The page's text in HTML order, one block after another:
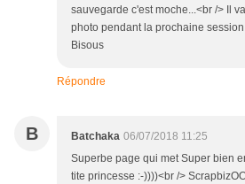
sauvegarde c'est moche...<br /> Il
photo pendant la prochaine
Bisous
Répondre
B Batchaka 06/07/2018 11:25
Superbe page qui met Super bien
tite princesse :-))))<br />